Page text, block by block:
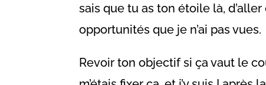
sais que tu as ton étoile là,
opportunités que je n’ai pas vues.
Revoir ton objectif si ça vaut le